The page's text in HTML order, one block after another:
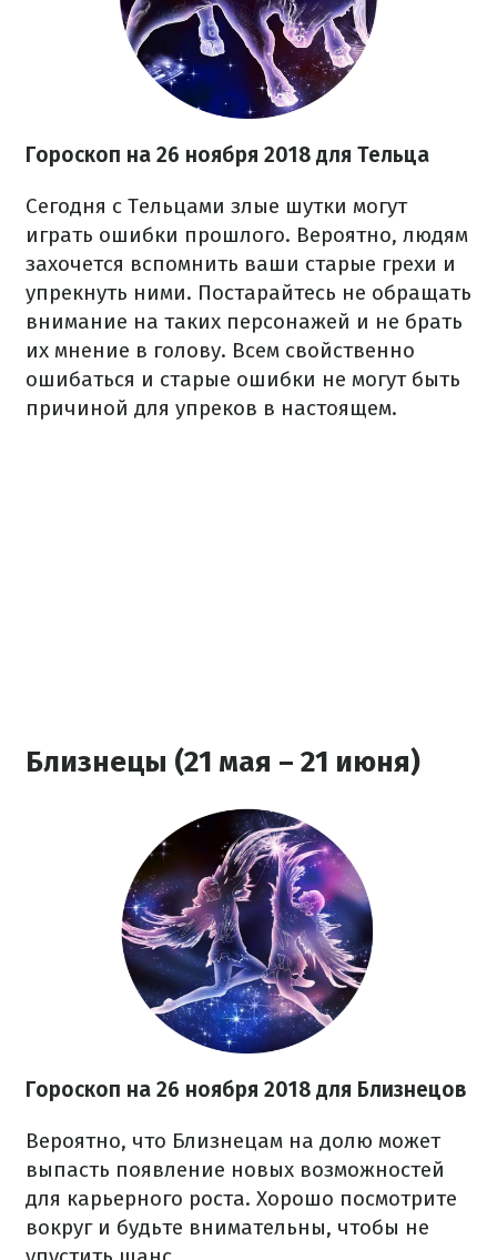
Гороскоп на 26 ноября 2018 для Тельца
Сегодня с Тельцами злые шутки могут
играть ошибки прошлого. Вероятно, людям
захочется вспомнить ваши старые грехи и
упрекнуть ними. Постарайтесь не обращать
внимание на таких персонажей и не брать
их мнение в голову. Всем свойственно
ошибаться и старые ошибки не могут быть
причиной для упреков в настоящем.
Близнецы (21 мая – 21 июня)
Гороскоп на 26 ноября 2018 для Близнецов
Вероятно, что Близнецам на долю может
выпасть появление новых возможностей
для карьерного роста. Хорошо посмотрите
вокруг и будьте внимательны, чтобы не